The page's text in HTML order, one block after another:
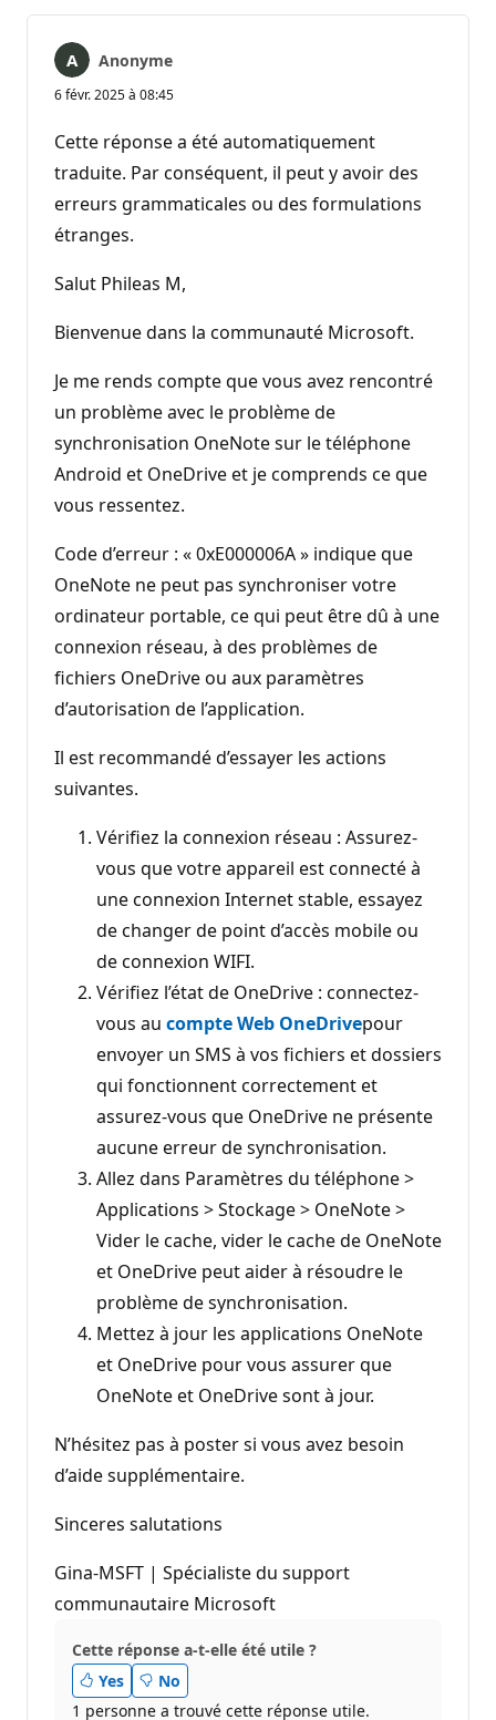
Anonyme
6 févr. 2025 à 08:45
Cette réponse a été automatiquement
traduite. Par conséquent, il peut y avoir des
erreurs grammaticales ou des formulations
étranges.
Salut Phileas M,
Bienvenue dans la communauté Microsoft.
Je me rends compte que vous avez rencontré
un problème avec le problème de
synchronisation OneNote sur le téléphone
Android et OneDrive et je comprends ce que
vous ressentez.
Code d’erreur : « 0xE000006A » indique que
OneNote ne peut pas synchroniser votre
ordinateur portable, ce qui peut être dû à une
connexion réseau, à des problèmes de
fichiers OneDrive ou aux paramètres
d’autorisation de l’application.
Il est recommandé d’essayer les actions
suivantes.
Vérifiez la connexion réseau : Assurez-
vous que votre appareil est connecté à
une connexion Internet stable, essayez
de changer de point d’accès mobile ou
de connexion WIFI.
Vérifiez l’état de OneDrive : connectez-
vous au compte Web OneDrivepour
envoyer un SMS à vos fichiers et dossiers
qui fonctionnent correctement et
assurez-vous que OneDrive ne présente
aucune erreur de synchronisation.
Allez dans Paramètres du téléphone >
Applications > Stockage > OneNote >
Vider le cache, vider le cache de OneNote
et OneDrive peut aider à résoudre le
problème de synchronisation.
Mettez à jour les applications OneNote
et OneDrive pour vous assurer que
OneNote et OneDrive sont à jour.
N’hésitez pas à poster si vous avez besoin
d’aide supplémentaire.
Sinceres salutations
Gina-MSFT | Spécialiste du support
communautaire Microsoft
Cette réponse a-t-elle été utile ?
Yes
No
1 personne a trouvé cette réponse utile.